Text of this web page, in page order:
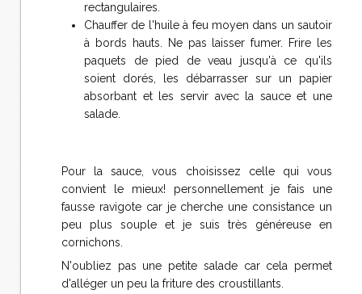
rectangulaires.
Chauffer de l'huile à feu moyen dans un sautoir
à bords hauts. Ne pas laisser fumer. Frire les
paquets de pied de veau jusqu'à ce qu'ils
soient dorés, les débarrasser sur un papier
absorbant et les servir avec la sauce et une
salade.
Pour la sauce, vous choisissez celle qui vous
convient le mieux! personnellement je fais une
fausse ravigote car je cherche une consistance un
peu plus souple et je suis très généreuse en
cornichons.
N'oubliez pas une petite salade car cela permet
d'alléger un peu la friture des croustillants.